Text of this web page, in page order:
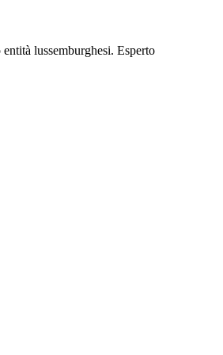
lussemburghesi. Esperto